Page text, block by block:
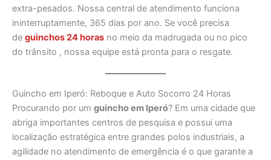
extra-pesados. Nossa central de atendimento funciona
ininterruptamente, 365 dias por ano. Se você precisa
de guinchos 24 horas no meio da madrugada ou no pico
do trânsito , nossa equipe está pronta para o resgate.
Guincho em Iperó: Reboque e Auto Socorro 24 Horas
Procurando por um guincho em Iperó? Em uma cidade que
abriga importantes centros de pesquisa e possui uma
localização estratégica entre grandes polos industriais, a
agilidade no atendimento de emergência é o que garante a